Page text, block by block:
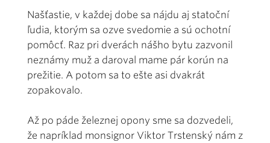
Našťastie, v každej dobe sa nájdu aj statoční
ľudia, ktorým sa ozve svedomie a sú ochotní
pomôcť. Raz pri dverách nášho bytu zazvonil
neznámy muž a daroval mame pár korún na
prežitie. A potom sa to ešte asi dvakrát
zopakovalo.
Až po páde železnej opony sme sa dozvedeli,
že napríklad monsignor Viktor Trstenský nám z